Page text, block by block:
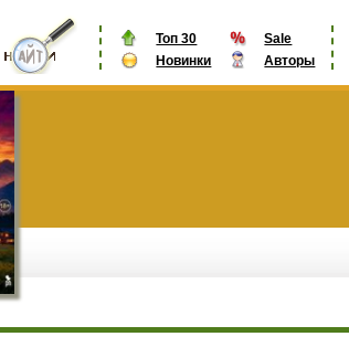
Топ 30
Sale
Новинки
Авторы